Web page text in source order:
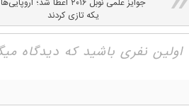
جوایز علمی نوبل ۲۰۱۶ اعطا شد؛ اروپایی‌ها
یکه تازی کردند